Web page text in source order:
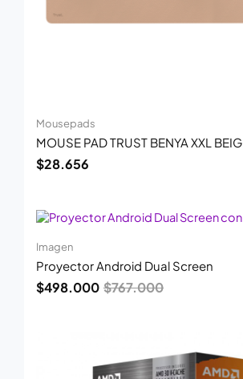
Mousepads
MOUSE PAD TRUST BENYA XXL BEIG
$28.656
Imagen
Proyector Android Dual Screen
$767.000
precio
era:
$767.000.
$498.000
precio
es:
$498.000.